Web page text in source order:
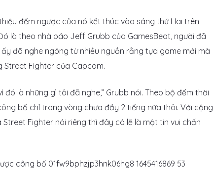
đếm ngược của nó kết thúc vào sáng thứ Hai trên
là theo nhà báo Jeff Grubb của GamesBeat, người đã
đã nghe ngóng từ nhiều nguồn rằng tựa game mới mà
Street Fighter của Capcom.
đó là những gì tôi đã nghe,” Grubb nói. Theo bộ đếm thời
bố chỉ trong vòng chưa đầy 2 tiếng nữa thôi. Với cộng
Fighter nói riêng thì đây có lẽ là một tin vui chấn